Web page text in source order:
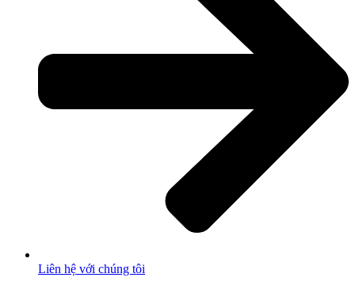
Liên hệ với chúng tôi